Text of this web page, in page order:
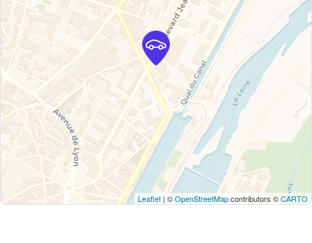
Leaflet | ©OpenStreetMapcontributors ©CARTO